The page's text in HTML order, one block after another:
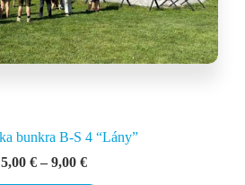
bunkra B-S 4 “Lány”
5,00 € – 9,00 €Price